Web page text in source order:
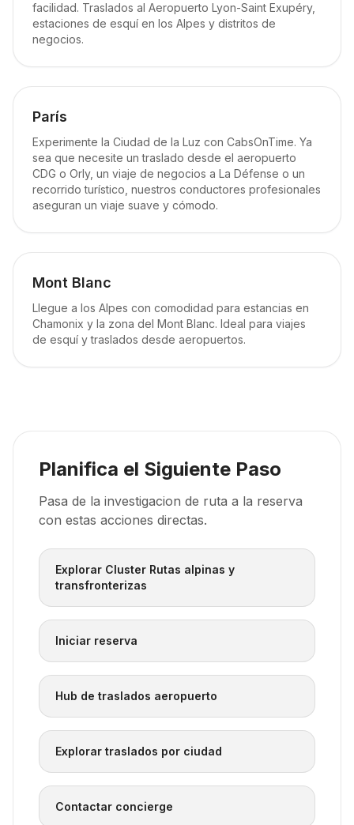
facilidad. Traslados al Aeropuerto Lyon-Saint Exupéry,
estaciones de esquí en los Alpes y distritos de
negocios.
París
Experimente la Ciudad de la Luz con CabsOnTime. Ya
sea que necesite un traslado desde el aeropuerto
CDG o Orly, un viaje de negocios a La Défense o un
recorrido turístico, nuestros conductores profesionales
aseguran un viaje suave y cómodo.
Mont Blanc
Llegue a los Alpes con comodidad para estancias en
Chamonix y la zona del Mont Blanc. Ideal para viajes
de esquí y traslados desde aeropuertos.
Planifica el Siguiente Paso
Pasa de la investigacion de ruta a la reserva
con estas acciones directas.
Explorar Cluster Rutas alpinas y
transfronterizas
Iniciar reserva
Hub de traslados aeropuerto
Explorar traslados por ciudad
Contactar concierge